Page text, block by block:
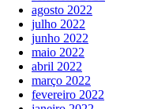
agosto 2022
julho 2022
junho 2022
maio 2022
abril 2022
março 2022
fevereiro 2022